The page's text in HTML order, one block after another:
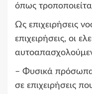
όπως
Ως επιχειρήσεις
επιχειρήσεις, οι
– Φυσικά
σε επιχειρήσεις